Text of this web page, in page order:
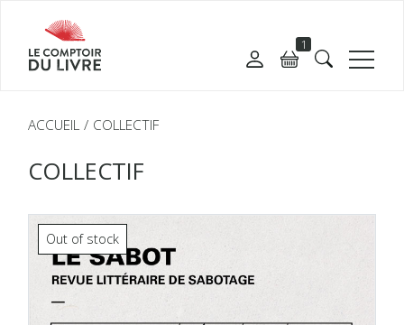
1
ACCUEIL COLLECTIF
COLLECTIF
Out of stock